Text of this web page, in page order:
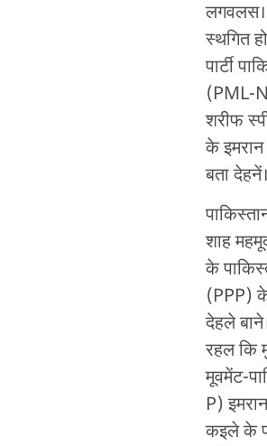
लगवलस।
स्थगित
पार्टी
(PML-
शरीफ
के
बता देहनें।
शाह
के
(PPP)
देहले
रहल कि
मूवमेंट-
P)
कइले के